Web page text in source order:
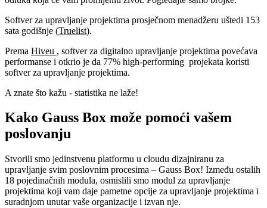
Softver za upravljanje projektima prosječnom menadžeru uštedi 153
sata godišnje (Truelist).
Prema Hiveu , softver za digitalno upravljanje projektima povećava
performanse i otkrio je da 77% high-performing projekata koristi
softver za upravljanje projektima.
A znate što kažu - statistika ne laže!
Kako Gauss Box može pomoći vašem
poslovanju
Stvorili smo jedinstvenu platformu u cloudu dizajniranu za
upravljanje svim poslovnim procesima – Gauss Box! Između ostalih
18 pojedinačnih modula, osmislili smo modul za upravljanje
projektima koji vam daje pametne opcije za upravljanje projektima i
suradnjom unutar vaše organizacije i izvan nje.